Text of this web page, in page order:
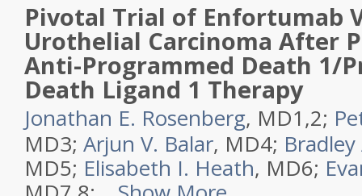
Pivotal Trial of Enfortumab
Urothelial Carcinoma After
Anti-Programmed Death 1/
Death Ligand 1 Therapy
Jonathan E. Rosenberg, MD1,2;
MD3; Arjun V. Balar, MD4;
MD5; Elisabeth I. Heath, MD6;